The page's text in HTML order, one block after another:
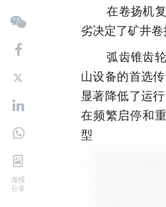
海报
分享
在卷扬机复
劣决定了矿井
弧齿锥齿轮
山设备的首选
显著降低了运
在频繁启停和